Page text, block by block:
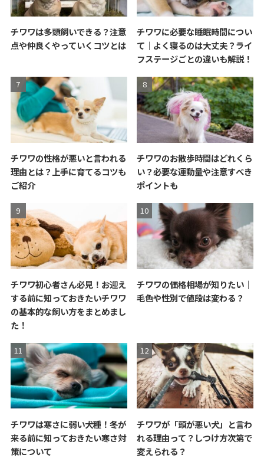
チワワは多頭飼いできる？注意
点や仲良くやっていくコツとは
チワワに必要な睡眠時間につい
て｜よく寝るのは大丈夫？ライ
フステージごとの違いも解説！
チワワの性格が悪いと言われる
理由とは？上手に育てるコツも
ご紹介
チワワのお散歩時間はどれくら
い？必要な運動量や注意すべき
ポイントも
チワワ初心者さん必見！お迎え
する前に知っておきたいチワワ
の基本的な飼い方をまとめまし
た！
チワワの価格相場が知りたい｜
毛色や性別で値段は変わる？
チワワは寒さに弱い犬種！冬が
来る前に知っておきたい寒さ対
策について
チワワが「頭が悪い犬」と言わ
れる理由って？しつけ方次第で
変えられる？